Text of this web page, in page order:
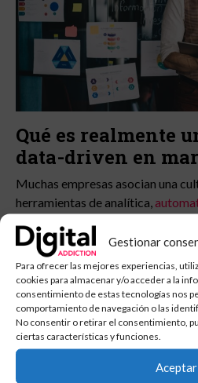
Gestionar
Para ofrecer las mejores experiencias,
cookies para almacenar y/o acceder a la
consentimiento de estas tecnologías nos
comportamiento de navegación o las
No consentir o retirar el consentimiento,
ciertas características y funciones.
Aceptar
Qué es realmente
data-driven en
Muchas empresas asocian una
herramientas de analítica,
tecnología.
Una cultura data-driven implica
proceso de decisión diario. No
de las presentaciones de
Eso significa trabajar con una
Tomar decisiones basadas